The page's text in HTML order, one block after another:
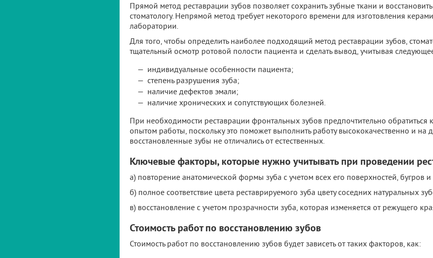
Прямой метод реставрации зубов позволяет сохранить зубные ткани и
стоматологу. Непрямой метод требует некоторого времени для изготовления
лаборатории.
Для того, чтобы определить наиболее подходящий метод реставрации зубов,
тщательный осмотр ротовой полости пациента и сделать вывод, учитывая
индивидуальные особенности пациента;
степень разрушения зуба;
наличие дефектов эмали;
наличие хронических и сопутствующих болезней.
При необходимости реставрации фронтальных зубов предпочтительно обратиться
опытом работы, поскольку это поможет выполнить работу высококачественно и на
восстановленные зубы не отличались от естественных.
Ключевые факторы, которые нужно учитывать при проведении
а) повторение анатомической формы зуба с учетом всех его поверхностей, бугров
б) полное соответствие цвета реставрируемого зуба цвету соседних натуральных
в) восстановление с учетом прозрачности зуба, которая изменяется от режущего
Стоимость работ по восстановлению зубов
Стоимость работ по восстановлению зубов будет зависеть от таких факторов, как: